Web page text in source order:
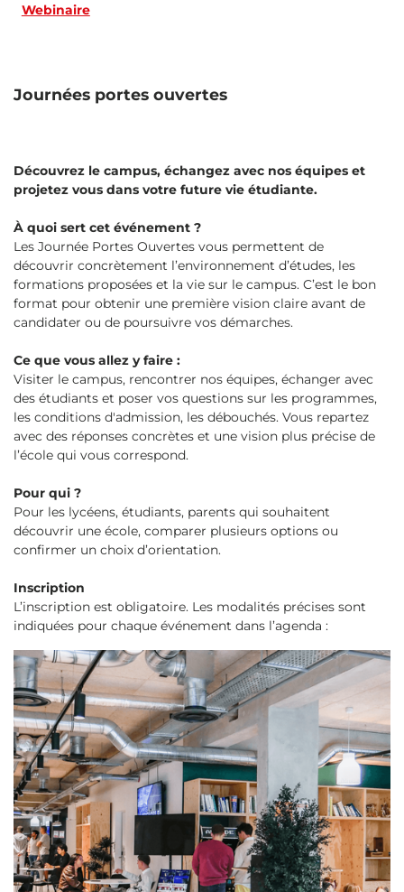
Webinaire
Journées portes ouvertes
Découvrez le campus, échangez avec nos équipes et
projetez vous dans votre future vie étudiante.
À quoi sert cet événement ?
Les Journée Portes Ouvertes vous permettent de
découvrir concrètement l’environnement d’études, les
formations proposées et la vie sur le campus. C’est le bon
format pour obtenir une première vision claire avant de
candidater ou de poursuivre vos démarches.
Ce que vous allez y faire :
Visiter le campus, rencontrer nos équipes, échanger avec
des étudiants et poser vos questions sur les programmes,
les conditions d'admission, les débouchés. Vous repartez
avec des réponses concrètes et une vision plus précise de
l’école qui vous correspond.
Pour qui ?
Pour les lycéens, étudiants, parents qui souhaitent
découvrir une école, comparer plusieurs options ou
confirmer un choix d’orientation.
Inscription
L’inscription est obligatoire. Les modalités précises sont
indiquées pour chaque événement dans l’agenda :